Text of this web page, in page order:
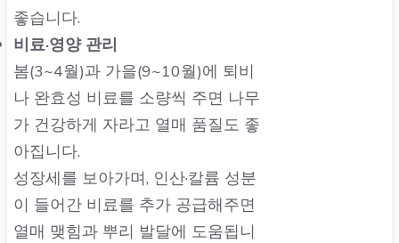
좋습니다.
비료·영양 관리
봄(3~4월)과 가을(9~10월)에 퇴비
나 완효성 비료를 소량씩 주면 나무
가 건강하게 자라고 열매 품질도 좋
아집니다.
성장세를 보아가며, 인산·칼륨 성분
이 들어간 비료를 추가 공급해주면
열매 맺힘과 뿌리 발달에 도움됩니